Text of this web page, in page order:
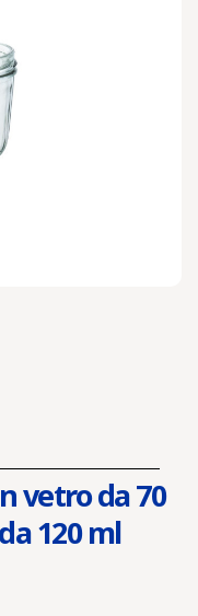
vetro da 70
120 ml
e le
et
la nostra newsletter.